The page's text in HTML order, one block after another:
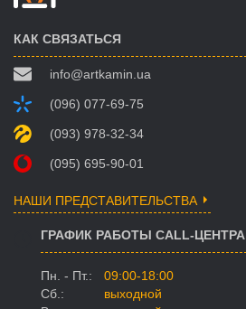
КАК СВЯЗАТЬСЯ
info@artkamin.ua
(096) 077-69-75
(093) 978-32-34
(095) 695-90-01
НАШИ ПРЕДСТАВИТЕЛЬСТВА
ГРАФИК РАБОТЫ CALL-ЦЕНТРА
Пн. - Пт.:
09:00-18:00
Сб.:
выходной